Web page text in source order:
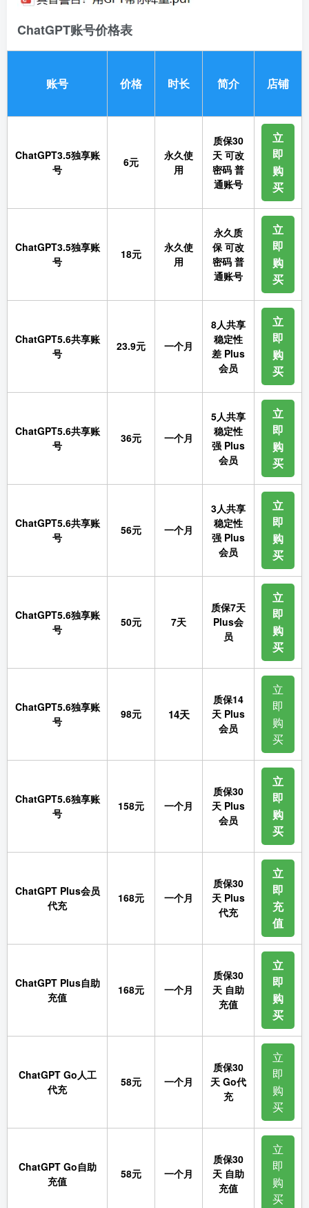
ChatGPT账号价格表
账号 价格 时长 简介 店铺
ChatGPT3.5独享账
号
6元
永久使
用
质保30
天 可改
密码 普
通账号
立
即
购
买
ChatGPT3.5独享账
号
18元
永久使
用
永久质
保 可改
密码 普
通账号
立
即
购
买
ChatGPT5.6共享账
号
23.9元 一个月
8人共享
稳定性
差 Plus
会员
立
即
购
买
ChatGPT5.6共享账
号
36元 一个月
5人共享
稳定性
强 Plus
会员
立
即
购
买
ChatGPT5.6共享账
号
56元 一个月
3人共享
稳定性
强 Plus
会员
立
即
购
买
ChatGPT5.6独享账
号
50元 7天
质保7天
Plus会
员
立
即
购
买
ChatGPT5.6独享账
号
98元 14天
质保14
天 Plus
会员
立
即
购
买
ChatGPT5.6独享账
号
158元 一个月
质保30
天 Plus
会员
立
即
购
买
ChatGPT Plus会员
代充
168元 一个月
质保30
天 Plus
代充
立
即
充
值
ChatGPT Plus自助
充值
168元 一个月
质保30
天 自助
充值
立
即
购
买
ChatGPT Go人工
代充
58元 一个月
质保30
天 Go代
充
立
即
购
买
ChatGPT Go自助
充值
58元 一个月
质保30
天 自助
充值
立
即
购
买